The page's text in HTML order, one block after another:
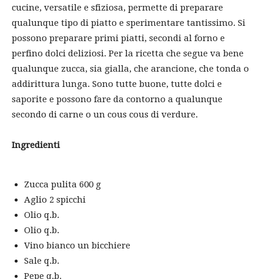
cucine, versatile e sfiziosa, permette di preparare
qualunque tipo di piatto e sperimentare tantissimo. Si
possono preparare primi piatti, secondi al forno e
perfino dolci deliziosi. Per la ricetta che segue va bene
qualunque zucca, sia gialla, che arancione, che tonda o
addirittura lunga. Sono tutte buone, tutte dolci e
saporite e possono fare da contorno a qualunque
secondo di carne o un cous cous di verdure.
Ingredienti
Zucca pulita 600 g
Aglio 2 spicchi
Olio q.b.
Olio q.b.
Vino bianco un bicchiere
Sale q.b.
Pepe q.b.